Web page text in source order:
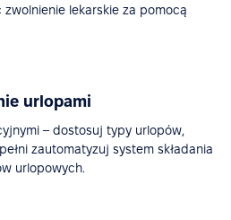
lekarskie za pomocą
urlopami
– dostosuj typy urlopów,
zautomatyzuj system składania
urlopowych.